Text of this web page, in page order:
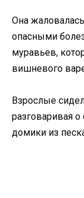
Она
опасными
муравьев,
вишневого
Взрослые
разговаривая
домики из